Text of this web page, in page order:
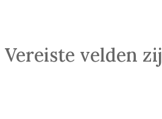
Vereiste velden